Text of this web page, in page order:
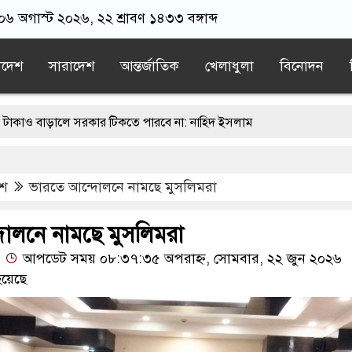
অগাস্ট ২০২৬, ২২ শ্রাবণ ১৪৩৩ বঙ্গাব্দ
সারাদেশ আন্তর্জাতিক খেলাধুলা বিনোদন
টিকতে পারবে না: নাহিদ ইসলাম
যাচ্ছিল, এখন আবার ফিরে আসছে: তুরস্কের পররাষ্ট্রমন্ত্রী
‘খুব কঠিন’: ইরানি প্রেসিডেন্ট
ভারতে আন্দোলনে নামছে মুসলিমরা
নামছে মুসলিমরা
আপডেট সময় ০৮:৩৭:৩৫ অপরাহ্ন, সোমবার, ২২ জুন ২০২৬